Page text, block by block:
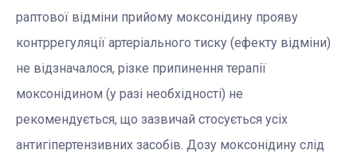
раптової відміни прийому моксонідину прояву
контррегуляції артеріального тиску (ефекту відміни)
не відзначалося, різке припинення терапії
моксонідином (у разі необхідності) не
рекомендується, що зазвичай стосується усіх
антигіпертензивних засобів. Дозу моксонідину слід